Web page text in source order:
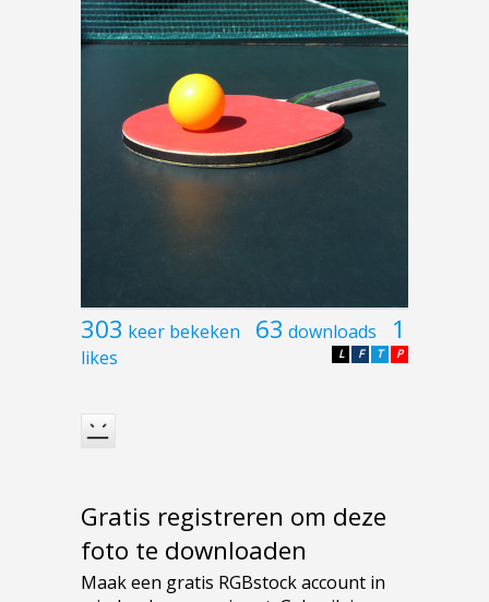
303 keer bekeken 63 downloads 1
likes P
T
F
L
Gratis registreren om deze
foto te downloaden